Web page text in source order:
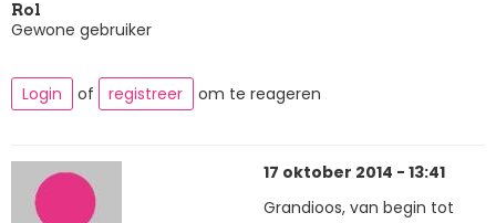
Rol
Gewone gebruiker
Login of registreer om te reageren
17 oktober 2014 - 13:41
Grandioos, van begin tot